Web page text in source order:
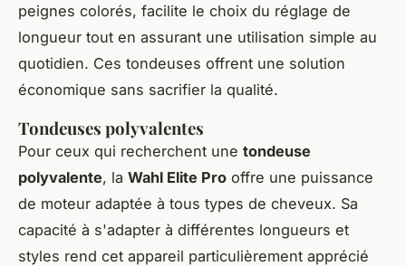
peignes colorés, facilite le choix du réglage de
longueur tout en assurant une utilisation simple au
quotidien. Ces tondeuses offrent une solution
économique sans sacrifier la qualité.
Tondeuses polyvalentes
Pour ceux qui recherchent une tondeuse
polyvalente, la Wahl Elite Pro offre une puissance
de moteur adaptée à tous types de cheveux. Sa
capacité à s'adapter à différentes longueurs et
styles rend cet appareil particulièrement apprécié